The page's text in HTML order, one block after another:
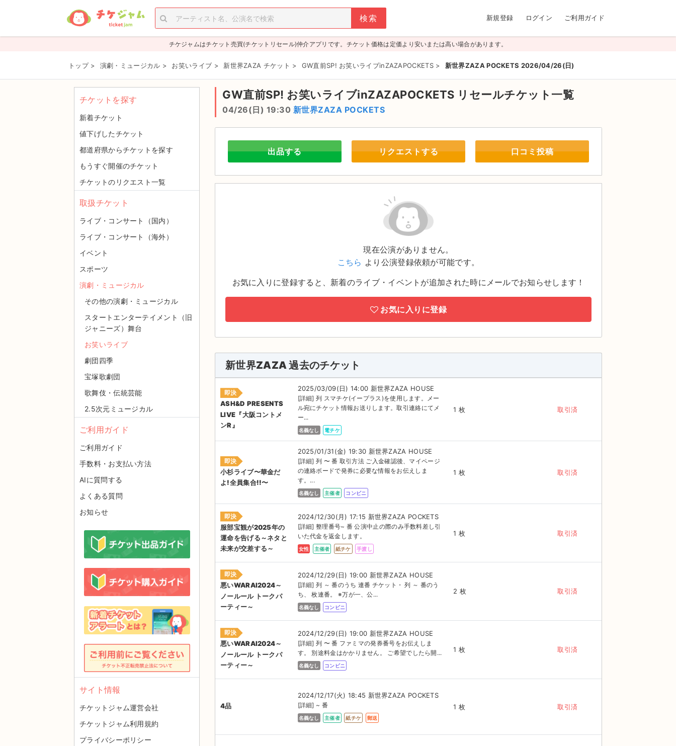
新規登録 ログイン ご利用ガイド
チケジャムはチケット売買(チケットリセール)仲介アプリです。チケット価格は定価より安いまたは高い場合があります。
トップ > 演劇・ミュージカル > お笑いライブ > 新世界ZAZA チケット > GW直前SP! お笑いライブinZAZAPOCKETS > 新世界ZAZA POCKETS 2026/04/26(日)
GW直前SP! お笑いライブinZAZAPOCKETS リセールチケット一覧
04/26(日) 19:30 新世界ZAZA POCKETS
出品する リクエストする 口コミ投稿
現在公演がありません。
こちら より公演登録依頼が可能です。
お気に入りに登録すると、新着のライブ・イベントが追加された時にメールでお知らせします！
お気に入りに登録
新世界ZAZA 過去のチケット
即決
ASH&D PRESENTS
LIVE『大阪コントメ
ンR』
2025/03/09(日) 14:00 新世界ZAZA HOUSE
[詳細] 列 スマチケ(イープラス)を使用します。メー
ル宛にチケット情報お送りします。取引連絡にてメ
ー...
名義なし 電チケ
1 枚 取引済
即決
小杉ライブ〜華金だ
よ!全員集合!!〜
2025/01/31(金) 19:30 新世界ZAZA HOUSE
[詳細] 列 〜 番 取引方法 ご入金確認後、マイページ
の連絡ボードで発券に必要な情報をお伝えしま
す。...
名義なし 主催者 コンビニ
1 枚 取引済
即決
服部宝観が2025年の
運命を告げる～ネタと
未来が交差する～
2024/12/30(月) 17:15 新世界ZAZA POCKETS
[詳細] 整理番号~ 番 公演中止の際のみ手数料差し引
いた代金を返金します。
女性 主催者 紙チケ 手渡し
1 枚 取引済
即決
悪いWARAI2024～
ノールール トークパ
ーティー～
2024/12/29(日) 19:00 新世界ZAZA HOUSE
[詳細] 列 ～ 番のうち 連番 チケット・ 列 ～ 番のう
ち、 枚連番。 ※万が一、公...
名義なし コンビニ
2 枚 取引済
即決
悪いWARAI2024～
ノールール トークパ
ーティー～
2024/12/29(日) 19:00 新世界ZAZA HOUSE
[詳細] 列 〜 番 ファミマの発券番号をお伝えしま
す。 別途料金はかかりません。 ご希望でしたら開...
名義なし コンビニ
1 枚 取引済
4品
2024/12/17(火) 18:45 新世界ZAZA POCKETS
[詳細] ~ 番
名義なし 主催者 紙チケ 郵送
1 枚 取引済
チケットを探す
新着チケット
値下げしたチケット
都道府県からチケットを探す
もうすぐ開催のチケット
チケットのリクエスト一覧
取扱チケット
ライブ・コンサート（国内）
ライブ・コンサート（海外）
イベント
スポーツ
演劇・ミュージカル
その他の演劇・ミュージカル
スタートエンターテイメント（旧
ジャニーズ）舞台
お笑いライブ
劇団四季
宝塚歌劇団
歌舞伎・伝統芸能
2.5次元ミュージカル
ご利用ガイド
ご利用ガイド
手数料・お支払い方法
AIに質問する
よくある質問
お知らせ
サイト情報
チケットジャム運営会社
チケットジャム利用規約
プライバシーポリシー